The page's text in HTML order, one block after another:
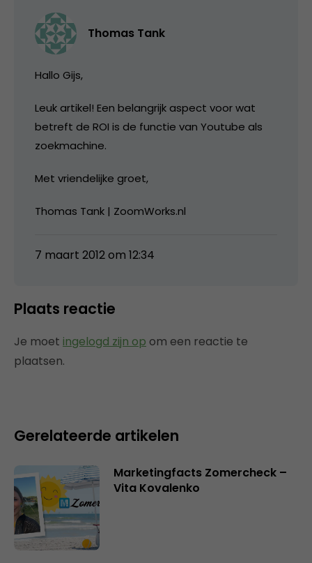
Thomas Tank
Hallo Gijs,
Leuk artikel! Een belangrijk aspect voor wat
betreft de ROI is de functie van Youtube als
zoekmachine.
Met vriendelijke groet,
Thomas Tank | ZoomWorks.nl
7 maart 2012 om 12:34
Plaats reactie
Je moet ingelogd zijn op om een reactie te
plaatsen.
Gerelateerde artikelen
Marketingfacts Zomercheck –
Vita Kovalenko